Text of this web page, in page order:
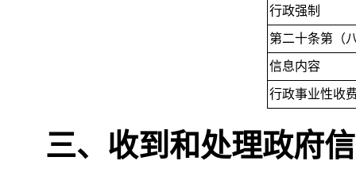
行政强制
第二十条第（
信息内容
行政事业性收
三、收到和处理政府